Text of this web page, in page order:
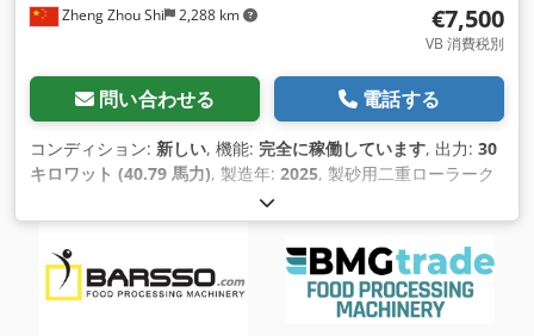
Zheng Zhou Shi 2,288 km €7,500
VB 消費税別
問い合わせる 電話する
コンディション: 新しい, 機能: 完全に稼働しています, 出力: 30
キロワット (40.79 馬力), 製造年: 2025, 製砂用二重ローラーク
ラッシャーは、ローラー製砂機としても知られ、2つのローラ
ーを利用して岩石、石、鉱石などの粗粒材料を粉砕し、よ り細
かい粒子に再形成する処理機です。このタイプの装置は、建設
用骨材、人工砂、およびさまざまな産業で使用されるその他の
材料の製造に一 般的に使用されます。 ここでは、製砂用二重
ローラークラッシャーの主な特徴と側面を紹介します： 1.ダブ